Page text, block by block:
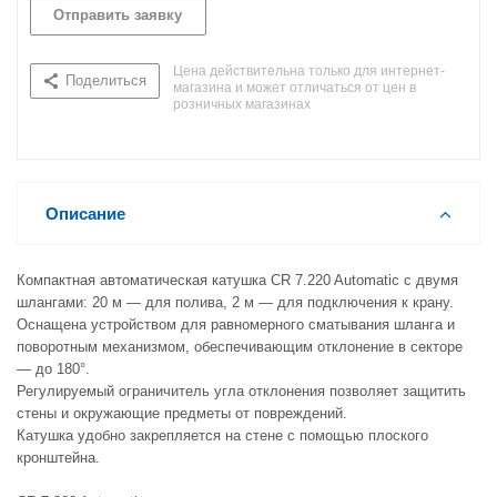
Отправить заявку
Поделиться
Цена действительна только для интернет-
магазина и может отличаться от цен в
розничных магазинах
Описание
Компактная автоматическая катушка CR 7.220 Automatic с двумя
шлангами: 20 м — для полива, 2 м — для подключения к крану.
Оснащена устройством для равномерного сматывания шланга и
поворотным механизмом, обеспечивающим отклонение в секторе
— до 180°.
Регулируемый ограничитель угла отклонения позволяет защитить
стены и окружающие предметы от повреждений.
Катушка удобно закрепляется на стене с помощью плоского
кронштейна.